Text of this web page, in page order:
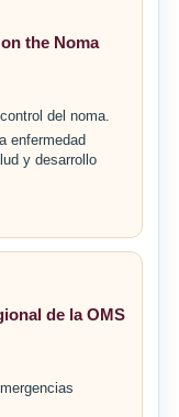
the Noma
del noma.
enfermedad
y desarrollo
de la OMS